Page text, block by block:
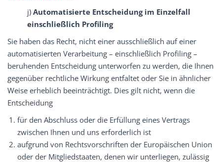
j) Automatisierte Entscheidung im Einzelfall
einschließlich Profiling
Sie haben das Recht, nicht einer ausschließlich auf einer
automatisierten Verarbeitung – einschließlich Profiling –
beruhenden Entscheidung unterworfen zu werden, die Ihnen
gegenüber rechtliche Wirkung entfaltet oder Sie in ähnlicher
Weise erheblich beeinträchtigt. Dies gilt nicht, wenn die
Entscheidung
für den Abschluss oder die Erfüllung eines Vertrags
zwischen Ihnen und uns erforderlich ist
aufgrund von Rechtsvorschriften der Europäischen Union
oder der Mitgliedstaaten, denen wir unterliegen, zulässig